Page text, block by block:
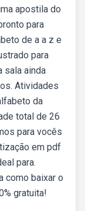
apostila do
para
de a a z e
para
sala ainda
Atividades
da
total de 26
para vocês
em pdf
para.
como baixar o
gratuita!